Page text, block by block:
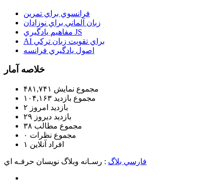
فرانسوي براي تمرين
زبان آلماني براي نوزادان
مفاهيم يادگيري JS
AI براي تقويت زبان تركي
اصول يادگيري فرانسه
خلاصه آمار
مجموع نمایش‌ ۴۸۱,۷۴۱
مجموع بازدید ۱۰۴,۱۶۳
بازدید امروز ۲
بازدید دیروز ۲۹
مجموع مطالب ۳۸
مجموع نظرات ۰
افراد آنلاین ۱
فارسي بلاگ : رسـانه وبلاگ نويسان حرفـه اي